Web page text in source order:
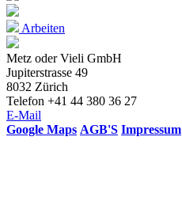
Arbeiten
Metz oder Vieli GmbH
Jupiterstrasse 49
8032 Zürich
Telefon +41 44 380 36 27
E-Mail
Google Maps AGB'S Impressum